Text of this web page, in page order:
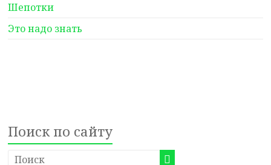
Шепотки
Это надо знать
Поиск по сайту